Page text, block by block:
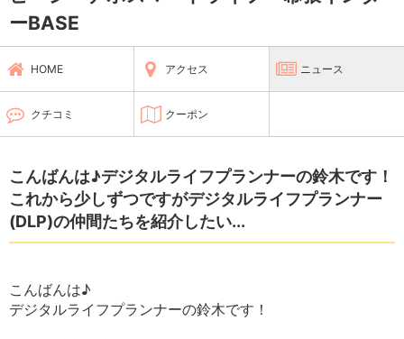
ーBASE
HOME アクセス ニュース
クチコミ クーポン
こんばんは♪デジタルライフプランナーの鈴木です！
これから少しずつですがデジタルライフプランナー
(DLP)の仲間たちを紹介したい...
こんばんは♪
デジタルライフプランナーの鈴木です！